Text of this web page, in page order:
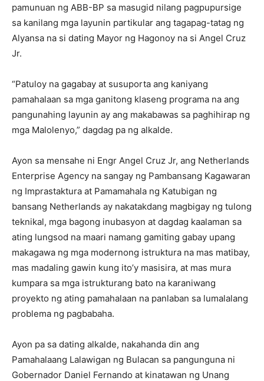
pamunuan ng ABB-BP sa masugid nilang pagpupursige
sa kanilang mga layunin partikular ang tagapag-tatag ng
Alyansa na si dating Mayor ng Hagonoy na si Angel Cruz
Jr.
“Patuloy na gagabay at susuporta ang kaniyang
pamahalaan sa mga ganitong klaseng programa na ang
pangunahing layunin ay ang makabawas sa paghihirap ng
mga Malolenyo,” dagdag pa ng alkalde.
Ayon sa mensahe ni Engr Angel Cruz Jr, ang Netherlands
Enterprise Agency na sangay ng Pambansang Kagawaran
ng Imprastaktura at Pamamahala ng Katubigan ng
bansang Netherlands ay nakatakdang magbigay ng tulong
teknikal, mga bagong inubasyon at dagdag kaalaman sa
ating lungsod na maari namang gamiting gabay upang
makagawa ng mga modernong istruktura na mas matibay,
mas madaling gawin kung ito’y masisira, at mas mura
kumpara sa mga istrukturang bato na karaniwang
proyekto ng ating pamahalaan na panlaban sa lumalalang
problema ng pagbabaha.
Ayon pa sa dating alkalde, nakahanda din ang
Pamahalaang Lalawigan ng Bulacan sa pangunguna ni
Gobernador Daniel Fernando at kinatawan ng Unang